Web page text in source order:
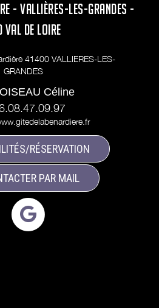
- VALLIÈRES-LES-GRANDES -
VAL DE LOIRE
41400 VALLIERES-LES-
GRANDES
Céline
RÉSERVATION
PAR MAIL